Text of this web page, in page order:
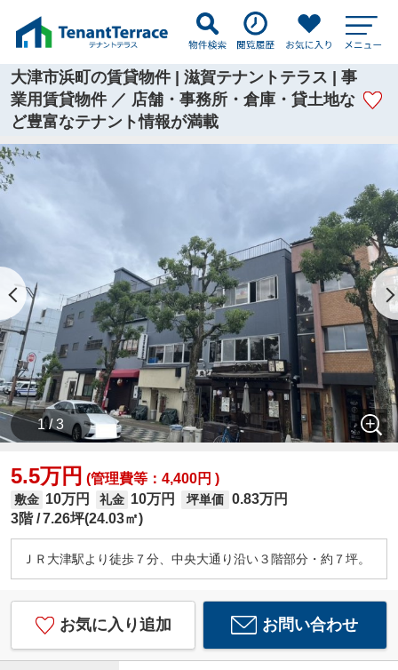
大津市浜町の賃貸物件 | 滋賀テナントテラス | 事
業用賃貸物件 ／ 店舗・事務所・倉庫・貸土地な
ど豊富なテナント情報が満載
1 / 3
5.5万円 (管理費等：4,400円 )
敷金 10万円 礼金 10万円 坪単価 0.83万円
3階 7.26坪(24.03㎡)
ＪＲ大津駅より徒歩７分、中央大通り沿い３階部分・約７坪。
お気に入り追加 お問い合わせ